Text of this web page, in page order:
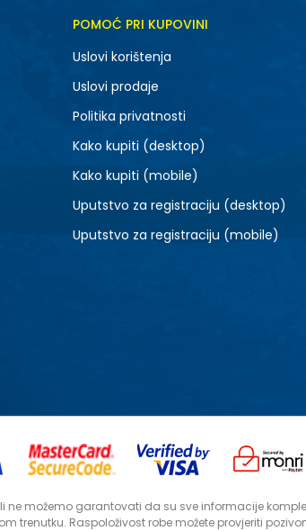
POMOĆ PRI KUPOVINI
Uslovi korištenja
Uslovi prodaje
Politika privatnosti
Kako kupiti (desktop)
Kako kupiti (mobile)
Uputstvo za registraciju (desktop)
Uputstvo za registraciju (mobile)
možemo garantovati da su sve informacije
trenutku. Raspoloživost robe možete provjeriti